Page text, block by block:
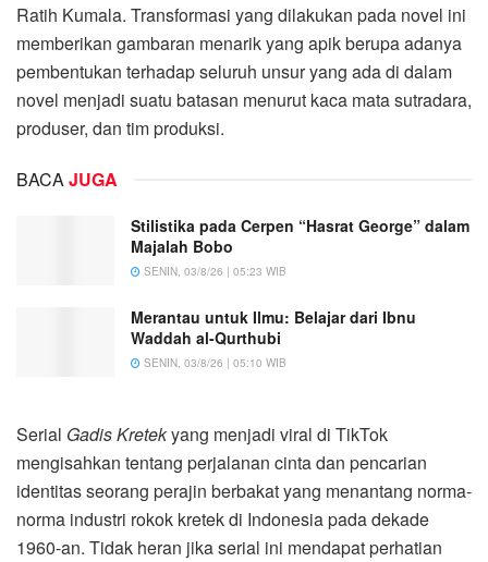
Ratih Kumala. Transformasi yang dilakukan pada novel ini
memberikan gambaran menarik yang apik berupa adanya
pembentukan terhadap seluruh unsur yang ada di dalam
novel menjadi suatu batasan menurut kaca mata sutradara,
produser, dan tim produksi.
BACAJUGA
Stilistika pada Cerpen “Hasrat George” dalam
Majalah Bobo
SENIN, 03/8/26 | 05:23 WIB
Merantau untuk Ilmu: Belajar dari Ibnu
Waddah al-Qurthubi
SENIN, 03/8/26 | 05:10 WIB
Serial Gadis Kretekyang menjadi viral di TikTok
mengisahkan tentang perjalanan cinta dan pencarian
identitas seorang perajin berbakat yang menantang norma-
norma industri rokok kretek di Indonesia pada dekade
1960-an. Tidak heran jika serial ini mendapat perhatian